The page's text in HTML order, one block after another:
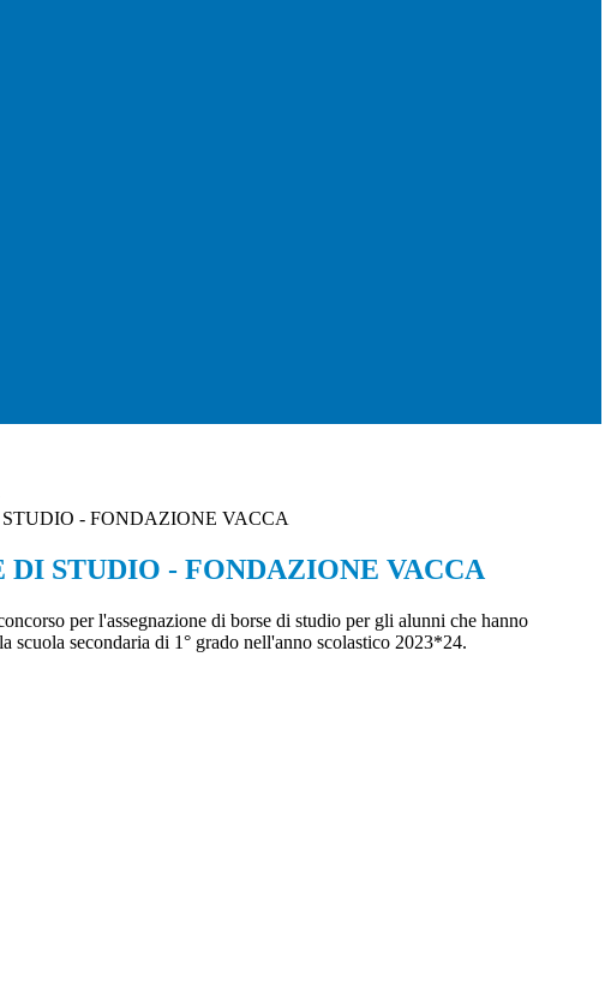
- FONDAZIONE VACCA
DI STUDIO - FONDAZIONE VACCA
per l'assegnazione di borse di studio per gli alunni che hanno
scuola secondaria di 1° grado nell'anno scolastico 2023*24.